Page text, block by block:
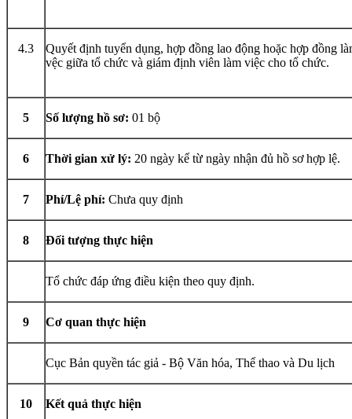
4.3
Quyết định tuyển dụng, hợp đồng lao động hoặc hợp đồng
vệc giữa tổ chức và giám định viên làm việc cho tổ chức.
5 Số lượng hồ sơ: 01 bộ
6 Thời gian xử lý: 20 ngày kể từ ngày nhận đủ hồ sơ hợp lệ.
7 Phí/Lệ phí: Chưa quy định
8 Đối tượng thực hiện
Tổ chức đáp ứng điều kiện theo quy định.
9 Cơ quan thực hiện
Cục Bản quyền tác giả - Bộ Văn hóa, Thể thao và Du lịch
10 Kết quả thực hiện